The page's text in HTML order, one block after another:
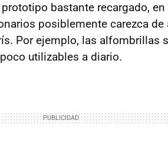
bastante recargado,
posiblemente carezca de
Por ejemplo, las alfombrillas
utilizables a diario.